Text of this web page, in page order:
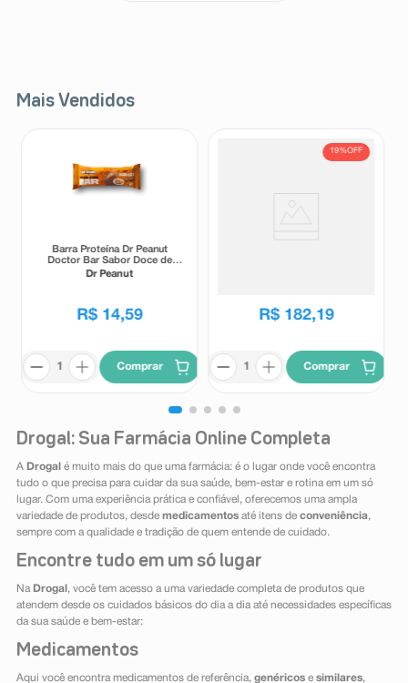
Mais Vendidos
Barra Proteína Dr Peanut
Doctor Bar Sabor Doce de
Leite 62g
Dr Peanut
R$ 14,59
Comprar
19%OFF
R$ 182,19
Comprar
Drogal: Sua Farmácia Online Completa
A Drogal é muito mais do que uma farmácia: é o lugar onde você encontra
tudo o que precisa para cuidar da sua saúde, bem-estar e rotina em um só
lugar. Com uma experiência prática e confiável, oferecemos uma ampla
variedade de produtos, desde medicamentosaté itens de conveniência,
sempre com a qualidade e tradição de quem entende de cuidado.
Encontre tudo em um só lugar
Na Drogal , você tem acesso a uma variedade completa de produtos que
atendem desde os cuidados básicos do dia a dia até necessidades específicas
da sua saúde e bem-estar:
Medicamentos
Aqui você encontra medicamentos de referência, genéricose similares,